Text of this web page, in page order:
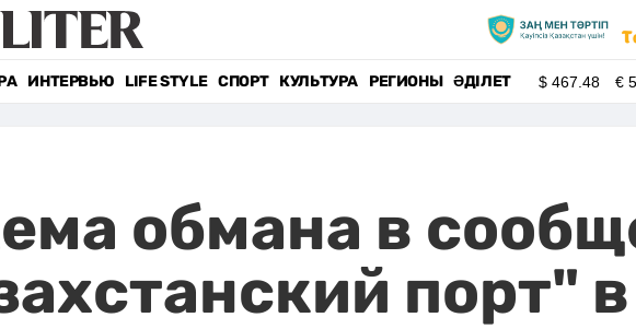
ИНТЕРВЬЮ LIFE STYLE СПОРТ КУЛЬТУРА РЕГИОНЫ ӘДІЛЕТ $467.48 €
обмана в
порт"